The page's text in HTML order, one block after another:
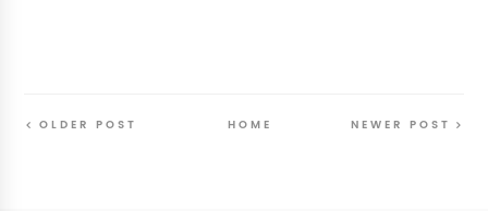
NEWER POST
OLDER POST HOME